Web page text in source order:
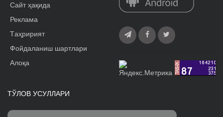
Сайт ҳақида
Реклама
Tаҳририят
Фойдаланиш шартлари
Алоқа
ТЎЛОВ УСУЛЛАРИ